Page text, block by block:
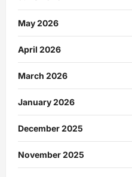
May 2026
April 2026
March 2026
January 2026
December 2025
November 2025